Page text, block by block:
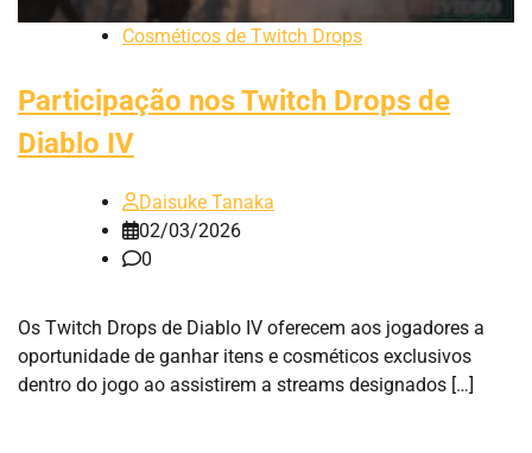
Cosméticos de Twitch Drops
Participação nos Twitch Drops de
Diablo IV
Daisuke Tanaka
02/03/2026
0
Os Twitch Drops de Diablo IV oferecem aos jogadores a
oportunidade de ganhar itens e cosméticos exclusivos
dentro do jogo ao assistirem a streams designados […]